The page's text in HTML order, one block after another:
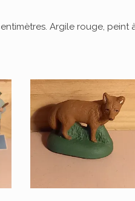
Argile rouge, peint